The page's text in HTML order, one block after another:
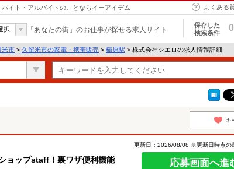
イト・アルバイトのことならイーアイデム よくある
択 「あなたの街」のお仕事が探せる求人サイト
保存した
検索条件
0
米市 > 久留米市の家電・携帯販売 > 櫛原駅 > 株式会社シエロの求人情報詳細
キ
ョップstaff！裏ワザ便利機能
更新日：2026/08/08 ※更新日時点の
応募画面へ進